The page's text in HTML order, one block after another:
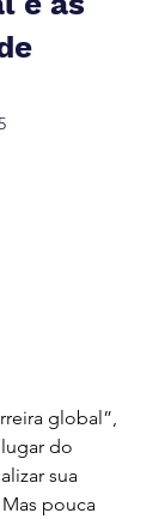
global”,
do
sua
pouca